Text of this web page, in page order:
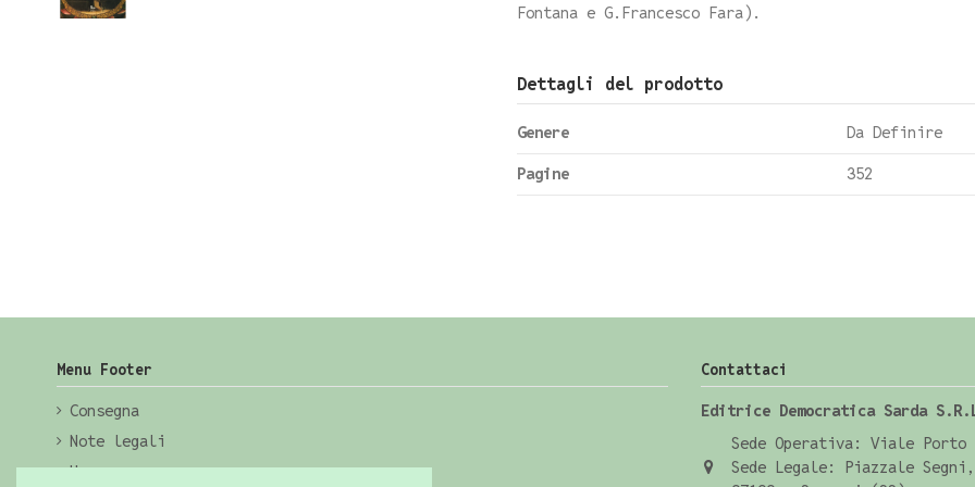
Fontana e G.Francesco Fara).
Dettagli del prodotto
Genere
Da Definire
Pagine
352
Menu Footer
Consegna
Note legali
Home
Contattaci
Editrice Democratica Sarda
Sede Operativa: Viale Porto
Sede Legale: Piazzale